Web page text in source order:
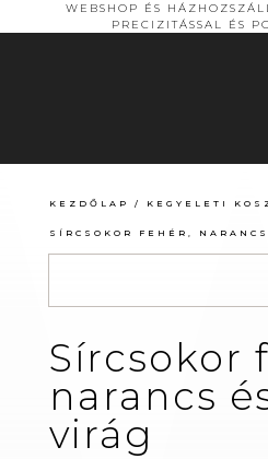
WEBSHOP ÉS
PRECIZITÁSSAL ÉS
KEZDŐLAP / KEGYELETI
SÍRCSOKOR FEHÉR,
Sírcsokor
narancs
virág